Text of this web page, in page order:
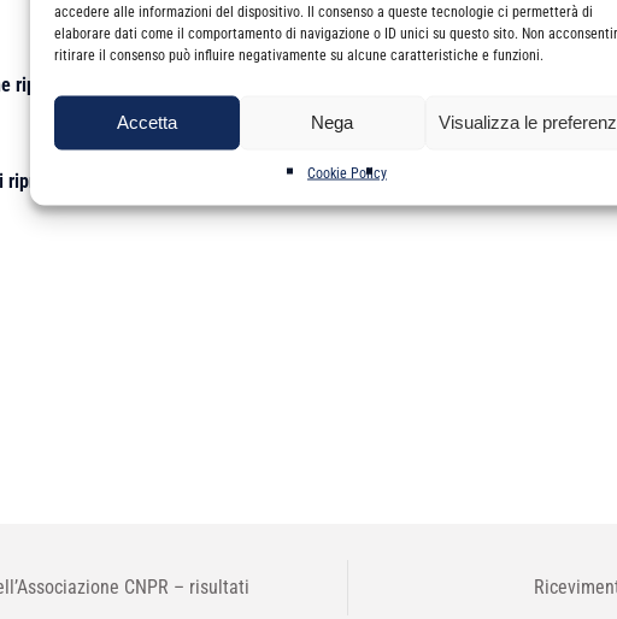
accedere alle informazioni del dispositivo. Il consenso a queste tecnologie ci permetterà di
elaborare dati come il comportamento di navigazione o ID unici su questo sito. Non
ritirare il consenso può influire negativamente su alcune caratteristiche e funzioni.
Accetta Nega Visualizza le
Cookie Policy
l’8 gennaio 201
il 4 gennaio 2018
CNPR – risultati